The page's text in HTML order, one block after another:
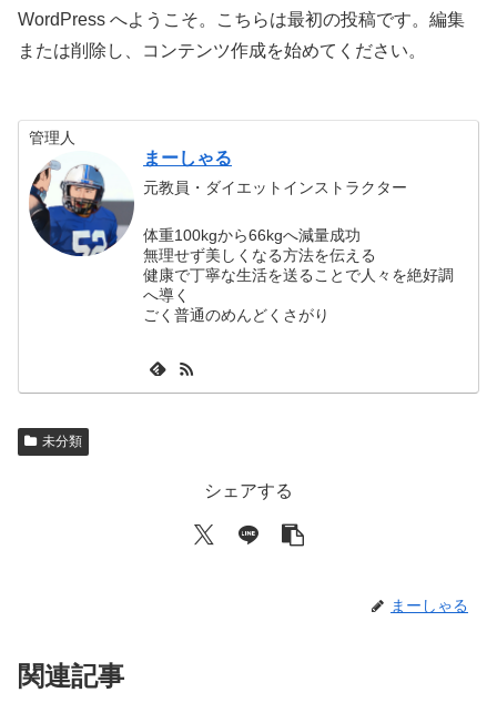
WordPress へようこそ。こちらは最初の投稿です。編集
または削除し、コンテンツ作成を始めてください。
管理人
まーしゃる
元教員・ダイエットインストラクター
体重100kgから66kgへ減量成功
無理せず美しくなる方法を伝える
健康で丁寧な生活を送ることで人々を絶好調
へ導く
ごく普通のめんどくさがり
未分類
シェアする
まーしゃる
関連記事